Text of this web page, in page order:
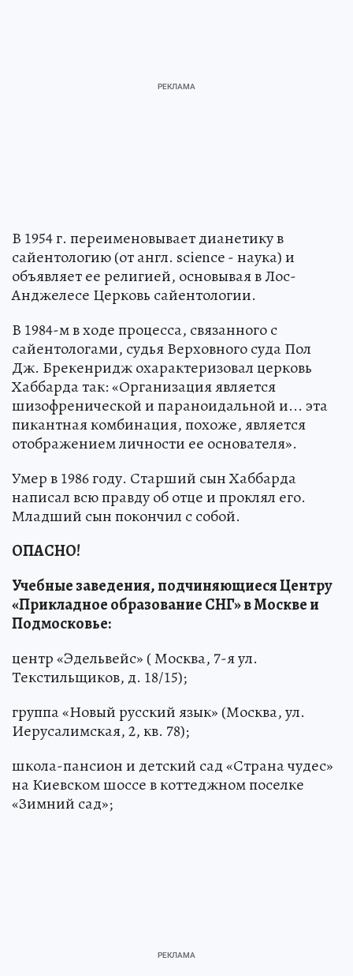
В 1954 г. переименовывает дианетику в
сайентологию (от англ. science - наука) и
объявляет ее религией, основывая в Лос-
Анджелесе Церковь сайентологии.
В 1984-м в ходе процесса, связанного с
сайентологами, судья Верховного суда Пол
Дж. Брекенридж охарактеризовал церковь
Хаббарда так: «Организация является
шизофренической и параноидальной и... эта
пикантная комбинация, похоже, является
отображением личности ее основателя».
Умер в 1986 году. Старший сын Хаббарда
написал всю правду об отце и проклял его.
Младший сын покончил с собой.
ОПАСНО!
Учебные заведения, подчиняющиеся Центру
«Прикладное образование СНГ» в Москве и
Подмосковье:
центр «Эдельвейс» ( Москва, 7-я ул.
Текстильщиков, д. 18/15);
группа «Новый русский язык» (Москва, ул.
Иерусалимская, 2, кв. 78);
школа-пансион и детский сад «Страна чудес»
на Киевском шоссе в коттеджном поселке
«Зимний сад»;